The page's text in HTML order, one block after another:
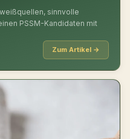
sinnvolle
PSSM-Kandidaten mit
Zum Artikel →